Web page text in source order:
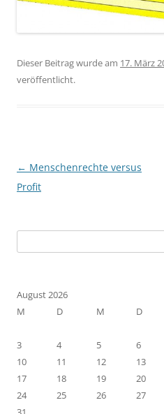
Dieser Beitrag wurde am 17. März
veröffentlicht.
Beitragsnavigation
← Menschenrechte versus
Profit
nach:
August 2026
M
D M D
3
4 5 6
10
11 12 13
17
18 19 20
24
25 26 27